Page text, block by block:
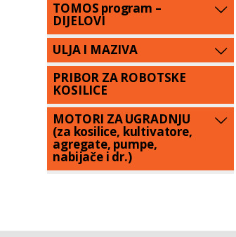
TOMOS program –
DIJELOVI
ULJA I MAZIVA
PRIBOR ZA ROBOTSKE
KOSILICE
MOTORI ZA UGRADNJU
(za kosilice, kultivatore,
agregate, pumpe,
nabijače i dr.)